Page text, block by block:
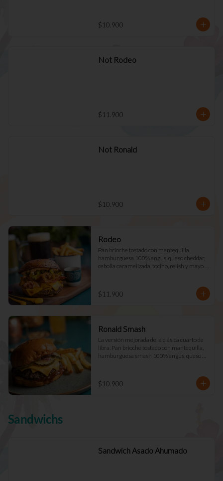
$10.900
Not Rodeo
$11.900
Not Ronald
$10.900
Rodeo
Pan brioche tostado con mantequilla,
hamburguesa 100% angus, queso cheddar,
cebolla caramelizada, tocino, relish y mayo
$11.900
Ronald Smash
La versión mejorada de la clásica cuarto de
libra. Pan brioche tostado con mantequilla,
hamburguesa smash 100% angus, queso
$10.900
Sandwichs
Sandwich Asado Ahumado